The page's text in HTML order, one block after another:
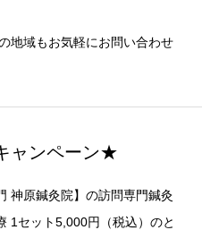
地域もお気軽にお問い合わせ
ャンペーン★
神原鍼灸院】の訪問専門鍼灸
1セット5,000円（税込）のと